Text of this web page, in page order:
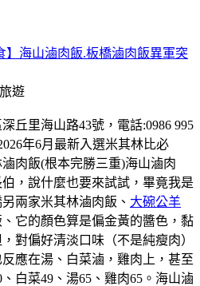
】海山滷肉飯.板橋滷肉飯異軍突
遊
丘里海山路43號，電話:0986 995
年6月最新入選米其林比必
肉飯(根本完勝三重)海山滷肉
，說什麼也要來試試，畢竟我是
兩家米其林滷肉飯、 大碗公羊
它的顏色算是偏金黃的醬色，黏
對偏好清淡口味（不是純瘦肉）
應在湯、白菜滷，雞肉上，甚至
白菜49、湯65、雞肉65。海山滷